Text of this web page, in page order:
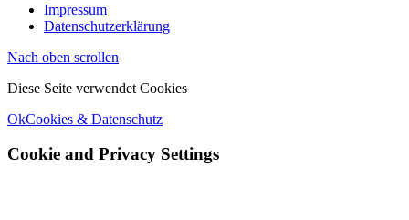
Impressum
Datenschutzerklärung
Nach oben scrollen
Diese Seite verwendet Cookies
OkCookies & Datenschutz
Cookie and Privacy Settings